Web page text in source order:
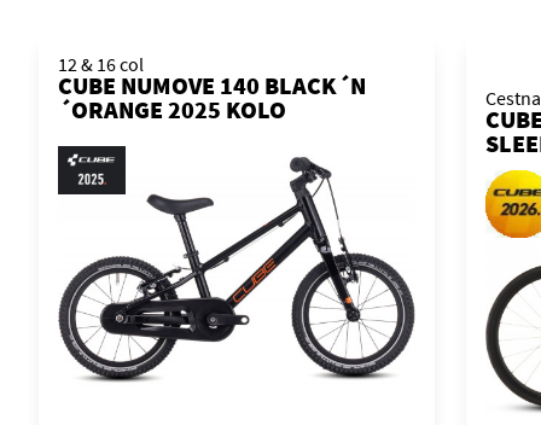
12 & 16 col
CUBE NUMOVE 140 BLACK´N
´ORANGE 2025 KOLO